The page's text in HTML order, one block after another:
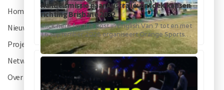
Handelsmissie naar Australië: ontdek kansen
richting Brisbane 2032
Click here for the post in English Van 7 tot en met
16 september 2026 organiseert Orange Sports
Forum in...
Home
Nieuws
Projecten
Netwerk
Over OSF